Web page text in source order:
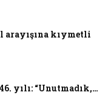
arayışına kıymetli
yılı: “Unutmadık,…